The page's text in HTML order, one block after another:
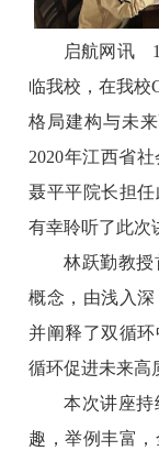
启航网讯
临我校，在我校
格局建构与未
2020年江西省
聂平平院长担
有幸聆听了此次
林跃勤教
概念，由浅入深
并阐释了双循
循环促进未来高
本次讲座
趣，举例丰富